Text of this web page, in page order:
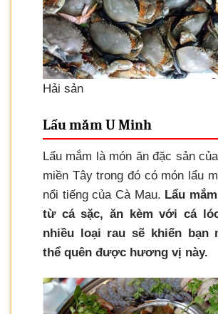
Hải sản
Lẩu mắm U Minh
Lẩu mắm là món ăn đặc sản
miền Tây trong đó có món lẩu
nổi tiếng của Cà Mau. Lẩu
từ cá sặc, ăn kèm với cá
nhiều loại rau sẽ khiến bạn
thể quên được hương vị này.